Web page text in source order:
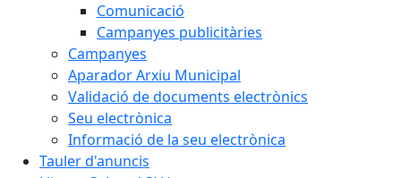
Comunicació
Campanyes publicitàries
Campanyes
Aparador Arxiu Municipal
Validació de documents electrònics
Seu electrònica
Informació de la seu electrònica
Tauler d'anuncis